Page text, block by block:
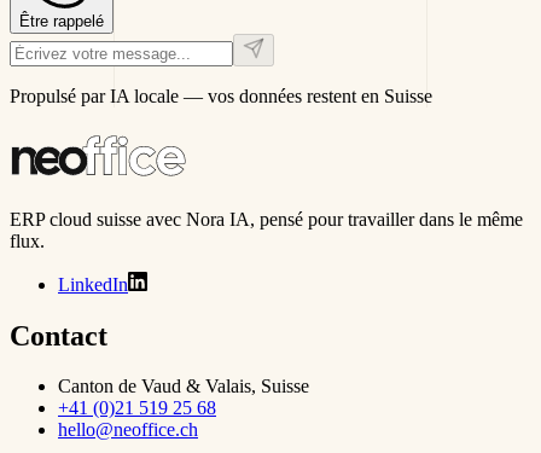
Être rappelé
Propulsé par IA locale — vos données restent en Suisse
ERP cloud suisse avec Nora IA, pensé pour travailler dans le même
flux.
LinkedIn
Contact
Canton de Vaud & Valais, Suisse
+41 (0)21 519 25 68
hello@neoffice.ch